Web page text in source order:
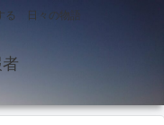
る 日々の物語